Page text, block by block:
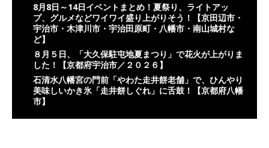
8月8日～14日イベントまとめ！夏祭り、ライトアッ
プ、グルメなどワイワイ盛り上がりそう！【京田辺市・
宇治市・木津川市・宇治田原町・八幡市・南山城村な
ど】
８月５日、「大久保駐屯地夏まつり」で花火が上がりま
した！【京都府宇治市／２０２６】
石清水八幡宮の門前「やわた走井餅老舗」で、ひんやり
美味しいかき氷「走井餅しぐれ」に舌鼓！【京都府八幡
市】